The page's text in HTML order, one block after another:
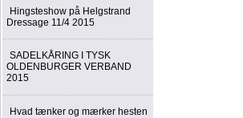
Hingsteshow på Helgstrand
Dressage 11/4 2015
SADELKÅRING I TYSK
OLDENBURGER VERBAND
2015
Hvad tænker og mærker hesten